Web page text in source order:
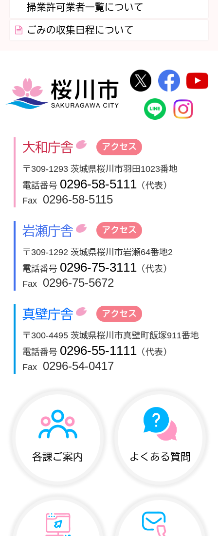
掃業許可業者一覧について
ごみの収集日程について
桜川市
桜川市公式
桜川
桜川市公
大和庁舎 アクセス
〒309-1293 茨城県桜川市羽田1023番地
電話番号 0296-58-5111 （代表）
Fax
0296-58-5115
岩瀬庁舎 アクセス
〒309-1292 茨城県桜川市岩瀬64番地2
電話番号 0296-75-3111 （代表）
Fax
0296-75-5672
真壁庁舎 アクセス
〒300-4495 茨城県桜川市真壁町飯塚911番地
電話番号 0296-55-1111 （代表）
Fax
0296-54-0417
各課ご案内 よくある質問